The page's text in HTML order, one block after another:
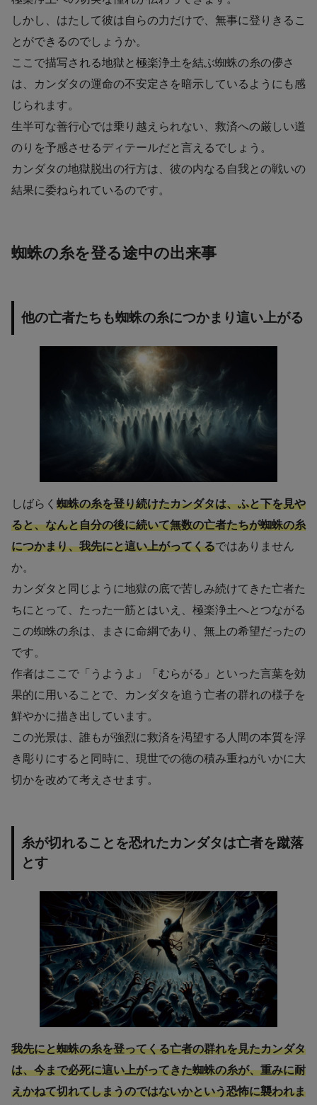
しかし、はたして彼は自らの力だけで、無事に登りきるこ
とができるのでしょうか。
ここで描写される地獄と極楽浄土を結ぶ蜘蛛の糸の儚さ
は、カンダタの運命の不安定さを暗示しているようにも感
じられます。
生半可な善行心では乗り越えられない、救済への厳しい道
のりを予感させるディテールだと言えるでしょう。
カンダタの地獄脱出の行方は、彼の内なる自我との戦いの
結果に委ねられているのです。
蜘蛛の糸を登る途中の出来事
他の亡者たちも蜘蛛の糸につかまり這い上がる
しばらく 蜘蛛の糸を登り続けたカンダタは、ふと下を見や
ると、なんと自分の後に続いて無数の亡者たちが蜘蛛の糸
につかまり、我先にと這い上がってくるではありません
か。
カンダタと同じように地獄の底で苦しみ続けてきた亡者た
ちにとって、たった一筋とはいえ、極楽浄土へとつながる
この蜘蛛の糸は、まさに命綱であり、無上の希望だったの
です。
作者はここで「うようよ」「むらがる」といった言葉を効
果的に用いることで、カンダタを追う亡者の群れの様子を
鮮やかに描き出しています。
この光景は、誰もが強烈に救済を渇望する人間の本質を浮
き彫りにすると同時に、現世での徳の積み重ねがいかに大
切かを改めて考えさせます。
糸が切れることを恐れたカンダタは亡者を蹴落
とす
我先にと蜘蛛の糸を登ってくる亡者の群れを見たカンダタ
は、今まで必死に這い上がってきた蜘蛛の糸が、重みに耐
えかねて切れてしまうのではないかという恐怖に襲われま